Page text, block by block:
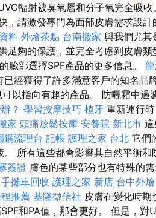
輻射被臭氧層和分子氧完全吸
請激發專門為面部皮膚需求設計
料 外燴茶點 台南搬家 與我們尤其
足夠的保護，並完全考慮到皮膚類
臉部選擇SPF產品的更多信息。
經獲得了許多滿意客戶的知名品
以指向有趣的產品。 防曬霜中過
？ 學習按摩技巧 植牙 重新運行
家 頭痛放鬆按摩 安養院 新北市
鋼流理台 記帳 護理之家 台北 它們
所有這些都會影響其自然平衡和
簽證 膚色的某些部分也有特殊的
手攤車回收 護理之家 新店 台中外燴
推薦 基隆徵信社 皮膚在變化時期
和PA值，那會更好。 但是，對